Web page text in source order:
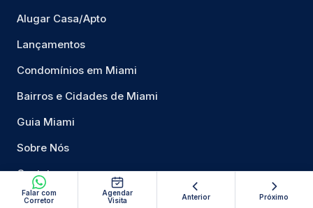
Falar com
Corretor
Agendar
Visita
Anterior Próximo
Alugar Casa/Apto
Lançamentos
Condomínios em Miami
Bairros e Cidades de Miami
Guia Miami
Sobre Nós
Contato
Mapa do Site